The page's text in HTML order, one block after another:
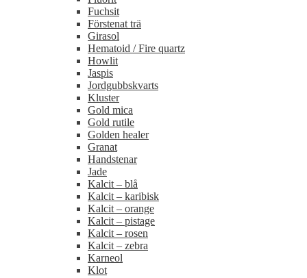
Fuchsit
Förstenat trä
Girasol
Hematoid / Fire quartz
Howlit
Jaspis
Jordgubbskvarts
Kluster
Gold mica
Gold rutile
Golden healer
Granat
Handstenar
Jade
Kalcit – blå
Kalcit – karibisk
Kalcit – orange
Kalcit – pistage
Kalcit – rosen
Kalcit – zebra
Karneol
Klot